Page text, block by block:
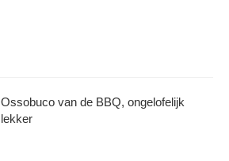
Ossobuco van de BBQ, ongelofelijk
lekker